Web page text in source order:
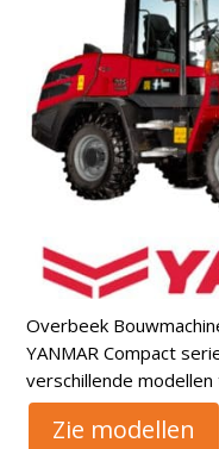
Overbeek
YANMAR Compact
verschillende modellen
Zie modellen